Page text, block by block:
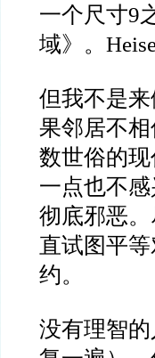
一个尺寸9
域》。
但我不是
果邻居不
数世俗的
一点也不
彻底邪恶
直试图平
约。
没有理智